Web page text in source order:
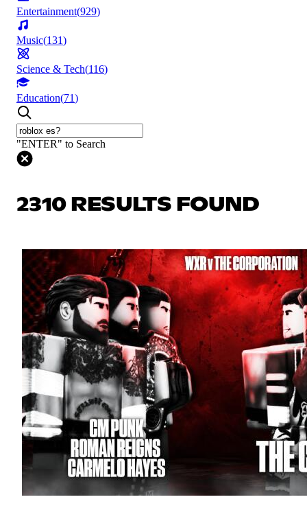
Entertainment(929)
Music(131)
Science & Tech(116)
Education(71)
"ENTER" to Search
2310 RESULTS FOUND